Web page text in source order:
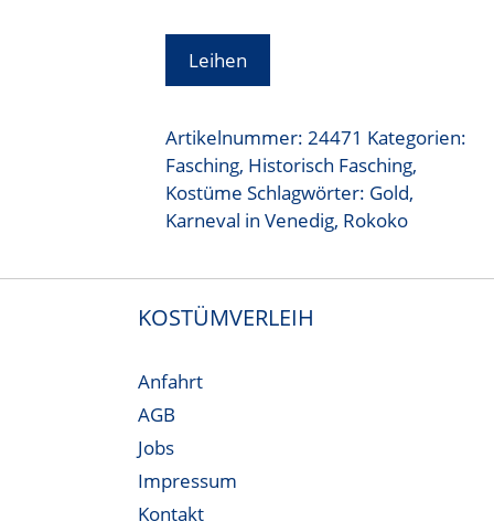
Leihen
Artikelnummer:24471 Kategorien:
Fasching, Historisch Fasching,
Kostüme Schlagwörter: Gold,
Karneval in Venedig, Rokoko
KOSTÜMVERLEIH
Anfahrt
AGB
Jobs
Impressum
Kontakt